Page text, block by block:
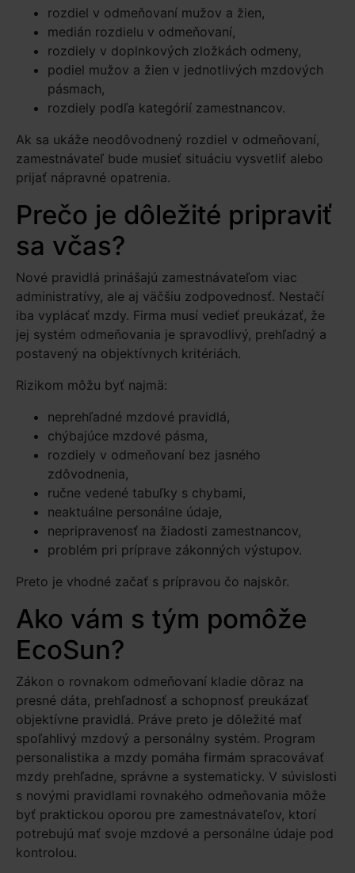
rozdiel v odmeňovaní mužov a žien,
medián rozdielu v odmeňovaní,
rozdiely v doplnkových zložkách odmeny,
podiel mužov a žien v jednotlivých mzdových
pásmach,
rozdiely podľa kategórií zamestnancov.
Ak sa ukáže neodôvodnený rozdiel v odmeňovaní,
zamestnávateľ bude musieť situáciu vysvetliť alebo
prijať nápravné opatrenia.
Prečo je dôležité pripraviť
sa včas?
Nové pravidlá prinášajú zamestnávateľom viac
administratívy, ale aj väčšiu zodpovednosť. Nestačí
iba vyplácať mzdy. Firma musí vedieť preukázať, že
jej systém odmeňovania je spravodlivý, prehľadný a
postavený na objektívnych kritériách.
Rizikom môžu byť najmä:
neprehľadné mzdové pravidlá,
chýbajúce mzdové pásma,
rozdiely v odmeňovaní bez jasného
zdôvodnenia,
ručne vedené tabuľky s chybami,
neaktuálne personálne údaje,
nepripravenosť na žiadosti zamestnancov,
problém pri príprave zákonných výstupov.
Preto je vhodné začať s prípravou čo najskôr.
Ako vám s tým pomôže
EcoSun?
Zákon o rovnakom odmeňovaní kladie dôraz na
presné dáta, prehľadnosť a schopnosť preukázať
objektívne pravidlá. Práve preto je dôležité mať
spoľahlivý mzdový a personálny systém. Program
personalistika a mzdy pomáha firmám spracovávať
mzdy prehľadne, správne a systematicky. V súvislosti
s novými pravidlami rovnakého odmeňovania môže
byť praktickou oporou pre zamestnávateľov, ktorí
potrebujú mať svoje mzdové a personálne údaje pod
kontrolou.